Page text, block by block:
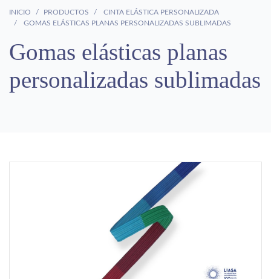
INICIO PRODUCTOS
CINTA ELÁSTICA PERSONALIZADA
GOMAS ELÁSTICAS PLANAS PERSONALIZADAS SUBLIMADAS
Gomas elásticas planas
personalizadas sublimadas